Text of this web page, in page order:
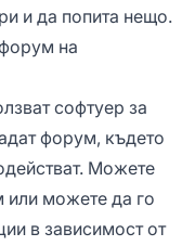
и да попита нещо.
на
софтуер за
форум, където
Можете
или можете да го
в зависимост от